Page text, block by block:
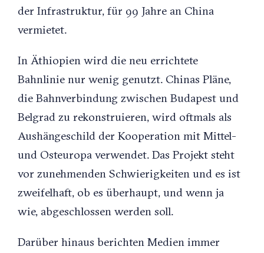
der Infrastruktur, für 99 Jahre an China
vermietet.
In Äthiopien wird die neu errichtete
Bahnlinie nur wenig genutzt. Chinas Pläne,
die Bahnverbindung zwischen Budapest und
Belgrad zu rekonstruieren, wird oftmals als
Aushängeschild der Kooperation mit Mittel-
und Osteuropa verwendet. Das Projekt steht
vor zunehmenden Schwierigkeiten und es ist
zweifelhaft, ob es überhaupt, und wenn ja
wie, abgeschlossen werden soll.
Darüber hinaus berichten Medien immer